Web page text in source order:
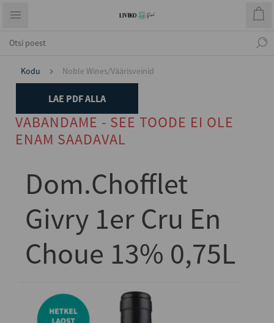
Kodu Noble Wines/Väärisveinid
LAE PDF ALLA
VABANDAME - SEE TOODE EI OLE
ENAM SAADAVAL
Dom.Chofflet
Givry 1er Cru En
Choue 13% 0,75L